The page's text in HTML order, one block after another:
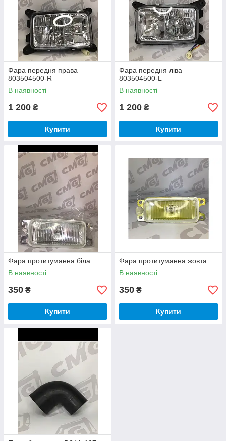
Фара передня права
803504500-R
В наявності
1 200 ₴
Купити
Фара передня ліва
803504500-L
В наявності
1 200 ₴
Купити
Фара протитуманна біла
В наявності
350 ₴
Купити
Фара протитуманна жовта
В наявності
350 ₴
Купити